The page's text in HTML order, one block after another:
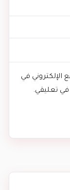
الإلكتروني في
في تعليقي.